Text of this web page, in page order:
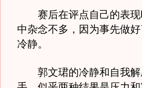
赛后在评点自己的表现
中杂念不多，因为事先做
冷静。
郭文珺的冷静和自我解